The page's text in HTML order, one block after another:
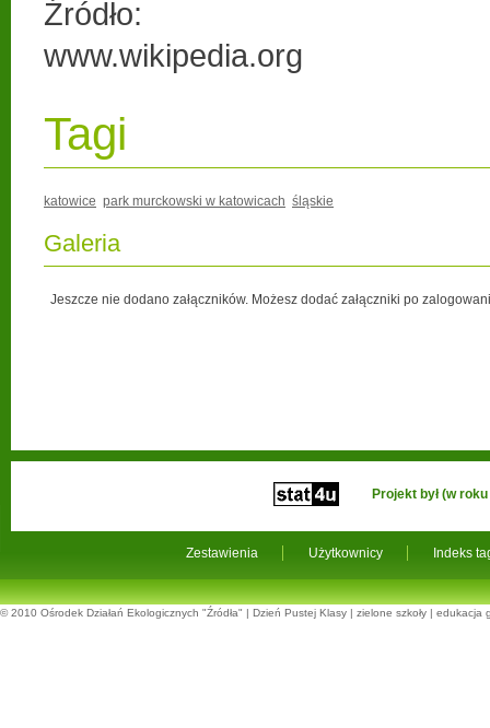
Źródło:
www.wikipedia.org
Tagi
katowice park murckowski w katowicach śląskie
Galeria
Jeszcze nie dodano załączników. Możesz dodać załączniki po
Zestawienia Użytkownicy Indeks
Projekt był (w
© 2010 Ośrodek Działań Ekologicznych "Źródła" | Dzień Pustej Klasy | zielone szkoły | edukacja